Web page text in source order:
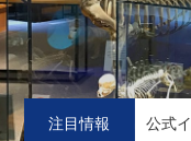
注目情報 公式